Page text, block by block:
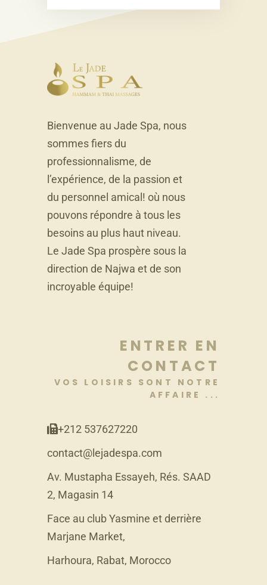
Bienvenue au Jade Spa, nous
sommes fiers du
professionnalisme, de
l’expérience, de la passion et
du personnel amical! où nous
pouvons répondre à tous les
besoins au plus haut niveau.
Le Jade Spa prospère sous la
direction de Najwa et de son
incroyable équipe!
ENTRER EN
CONTACT
VOS LOISIRS SONT NOTRE
AFFAIRE ...
+212 537627220
contact@lejadespa.com
Av. Mustapha Essayeh, Rés. SAAD
2, Magasin 14
Face au club Yasmine et derrière
Marjane Market,
Harhoura, Rabat, Morocco